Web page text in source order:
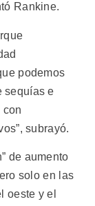
Rankine.
podemos
sequías e
con
subrayó.
de aumento
solo en las
oeste y el